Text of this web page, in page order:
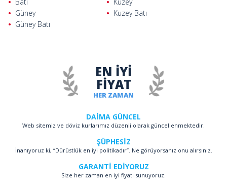
Güney
Kuzey Batı
Güney Batı
HER ZAMAN
EN İYİ
FİYAT
DAİMA GÜNCEL
Web sitemiz ve döviz kurlarımız düzenli olarak güncellenmektedir.
ŞÜPHESİZ
İnanıyoruz ki, “Dürüstlük en iyi politikadır”. Ne görüyorsanız onu alırsınız.
GARANTİ EDİYORUZ
Size her zaman en iyi fiyatı sunuyoruz.